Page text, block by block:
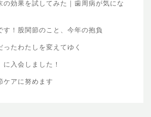
の効果を試してみた｜歯周病が気にな
す！股関節のこと、今年の抱負
ったわたしを変えてゆく
に入会しました！
ケアに努めます